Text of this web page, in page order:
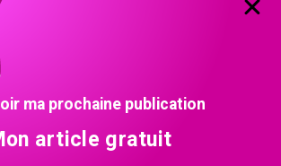
ma prochaine publication
article gratuit